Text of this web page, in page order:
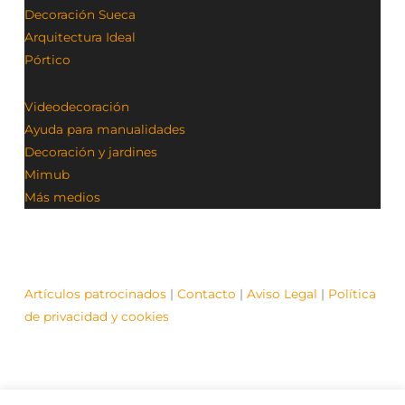
Decoración Sueca
Arquitectura Ideal
Pórtico
Videodecoración
Ayuda para manualidades
Decoración y jardines
Mimub
Más medios
Artículos patrocinados |Contacto |Aviso Legal | Política
de privacidad y cookies